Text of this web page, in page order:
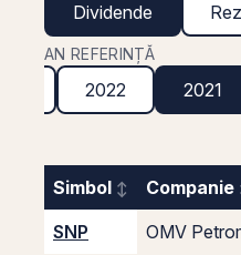
Dividende
AN REFERINȚĂ
2022 2021
Simbol Companie
SNP
OMV